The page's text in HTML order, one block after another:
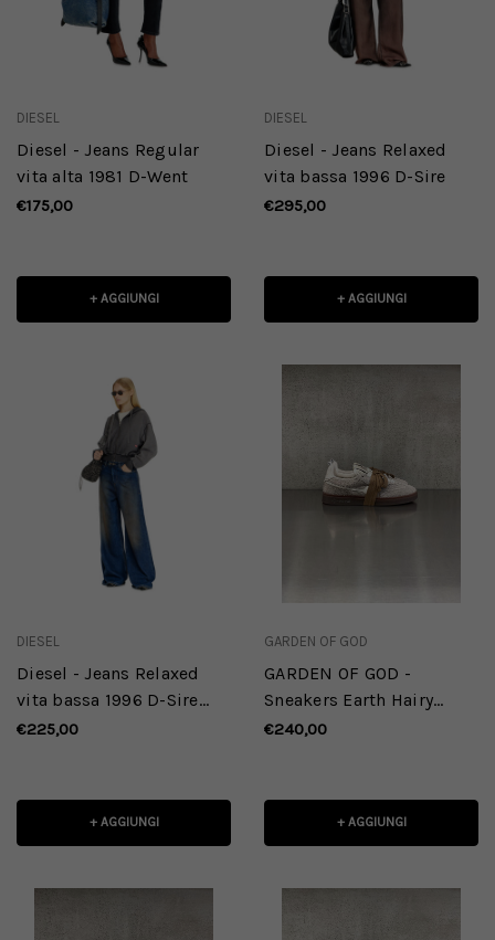
DIESEL
Diesel - Jeans Regular
vita alta 1981 D-Went
€175,00
+ AGGIUNGI
DIESEL
Diesel - Jeans Relaxed
vita bassa 1996 D-Sire
€295,00
+ AGGIUNGI
DIESEL
Diesel - Jeans Relaxed
vita bassa 1996 D-Sire
09P47
€225,00
+ AGGIUNGI
GARDEN OF GOD
GARDEN OF GOD -
Sneakers Earth Hairy
Suede Taupe
€240,00
+ AGGIUNGI